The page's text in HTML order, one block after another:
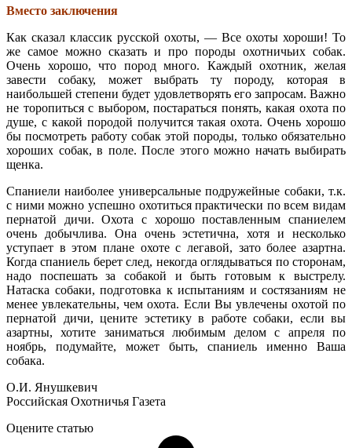
Вместо заключения
Как сказал классик русской охоты, — Все охоты хороши! То
же самое можно сказать и про породы охотничьих собак.
Очень хорошо, что пород много. Каждый охотник, желая
завести собаку, может выбрать ту породу, которая в
наибольшей степени будет удовлетворять его запросам. Важно
не торопиться с выбором, постараться понять, какая охота по
душе, с какой породой получится такая охота. Очень хорошо
бы посмотреть работу собак этой породы, только обязательно
хороших собак, в поле. После этого можно начать выбирать
щенка.
Спаниели наиболее универсальные подружейные собаки, т.к.
с ними можно успешно охотиться практически по всем видам
пернатой дичи. Охота с хорошо поставленным спаниелем
очень добычлива. Она очень эстетична, хотя и несколько
уступает в этом плане охоте с легавой, зато более азартна.
Когда спаниель берет след, некогда оглядываться по сторонам,
надо поспешать за собакой и быть готовым к выстрелу.
Натаска собаки, подготовка к испытаниям и состязаниям не
менее увлекательны, чем охота. Если Вы увлечены охотой по
пернатой дичи, цените эстетику в работе собаки, если вы
азартны, хотите заниматься любимым делом с апреля по
ноябрь, подумайте, может быть, спаниель именно Ваша
собака.
О.И. Янушкевич
Российская Охотничья Газета
Оцените статью